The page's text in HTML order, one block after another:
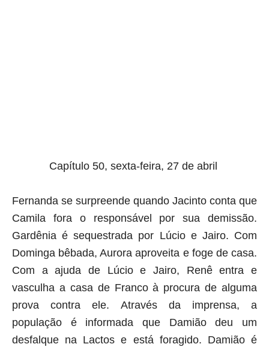
Capítulo 50, sexta-feira, 27 de abril
Fernanda se surpreende quando Jacinto conta que
Camila fora o responsável por sua demissão.
Gardênia é sequestrada por Lúcio e Jairo. Com
Dominga bêbada, Aurora aproveita e foge de casa.
Com a ajuda de Lúcio e Jairo, Renê entra e
vasculha a casa de Franco à procura de alguma
prova contra ele. Através da imprensa, a
população é informada que Damião deu um
desfalque na Lactos e está foragido. Damião é